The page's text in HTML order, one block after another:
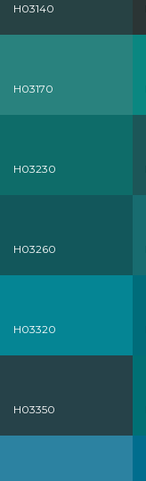
H03140
H03170
H03230
H03260
H03320
H03350